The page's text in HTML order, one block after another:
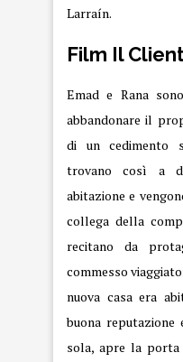
Larraín.
Film Il
Emad e Rana
abbandonare il
di un cedimento
trovano così a
abitazione e
collega della
recitano da
commesso
nuova casa era
buona reputazione
sola, apre la